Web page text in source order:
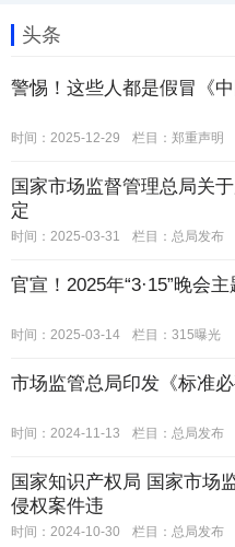
头条
警惕！这些人都是假冒《
时间：2025-12-29 栏目： 郑重声明
国家市场监督管理总局关
定
时间：2025-03-31 栏目： 总局发布
官宣！2025年“3·15”晚会
时间：2025-03-14 栏目： 315曝光
市场监管总局印发《标准
时间：2024-11-13 栏目： 总局发布
国家知识产权局 国家市场
侵权案件违
时间：2024-10-30 栏目： 总局发布